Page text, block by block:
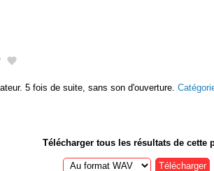
5 fois de suite, sans son d'ouverture.
Télécharger tous les résultats de cette
Télécharger